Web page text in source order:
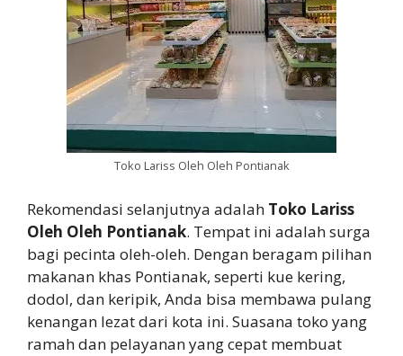
Toko Lariss Oleh Oleh Pontianak
Rekomendasi selanjutnya adalah Toko Lariss
Oleh Oleh Pontianak. Tempat ini adalah surga
bagi pecinta oleh-oleh. Dengan beragam pilihan
makanan khas Pontianak, seperti kue kering,
dodol, dan keripik, Anda bisa membawa pulang
kenangan lezat dari kota ini. Suasana toko yang
ramah dan pelayanan yang cepat membuat